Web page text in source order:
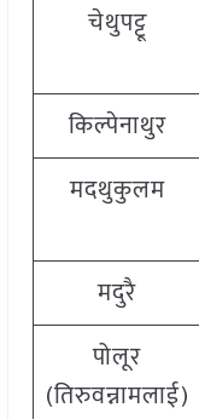
चेथुपट्टू
किल्पेनाथुर
मदथुकुलम
मदुरै
पोलूर
(तिरुवन्नामलाई)